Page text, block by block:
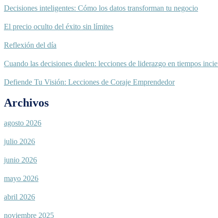
Decisiones inteligentes: Cómo los datos transforman tu negocio
El precio oculto del éxito sin límites
Reflexión del día
Cuando las decisiones duelen: lecciones de liderazgo en tiempos
Defiende Tu Visión: Lecciones de Coraje Emprendedor
Archivos
agosto 2026
julio 2026
junio 2026
mayo 2026
abril 2026
noviembre 2025